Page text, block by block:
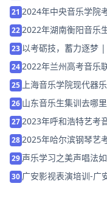
21 2024年中央音乐学院
22 2022年湖南衡阳音乐
23 以考砺技，蓄力逐梦
24 2022年兰州高考音乐
25 上海音乐学院现代器
26 山东音乐生集训去哪里
27 2023年呼和浩特艺考
28 2025年哈尔滨钢琴艺
29 声乐学习之美声唱法
30 广安影视表演培训-广